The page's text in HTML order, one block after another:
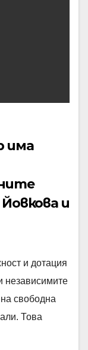
има
и
и дотация
независимите
свободна
Това